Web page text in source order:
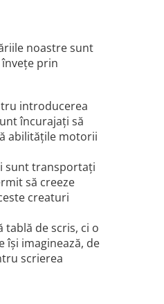
noastre sunt
prin
introducerea
încurajați să
abilitățile motorii
sunt transportați
să creeze
creaturi
tablă de scris, ci o
își imaginează, de
scrierea